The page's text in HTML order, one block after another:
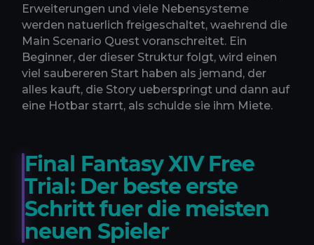
Erweiterungen und viele Nebensysteme
werden natuerlich freigeschaltet, waehrend die
Main Scenario Quest voranschreitet. Ein
Beginner, der dieser Struktur folgt, wird einen
viel saubereren Start haben als jemand, der
alles kauft, die Story ueberspringt und dann auf
eine Hotbar starrt, als schulde sie ihm Miete.
Final Fantasy XIV Free
Trial: Der beste erste
Schritt fuer die meisten
neuen Spieler